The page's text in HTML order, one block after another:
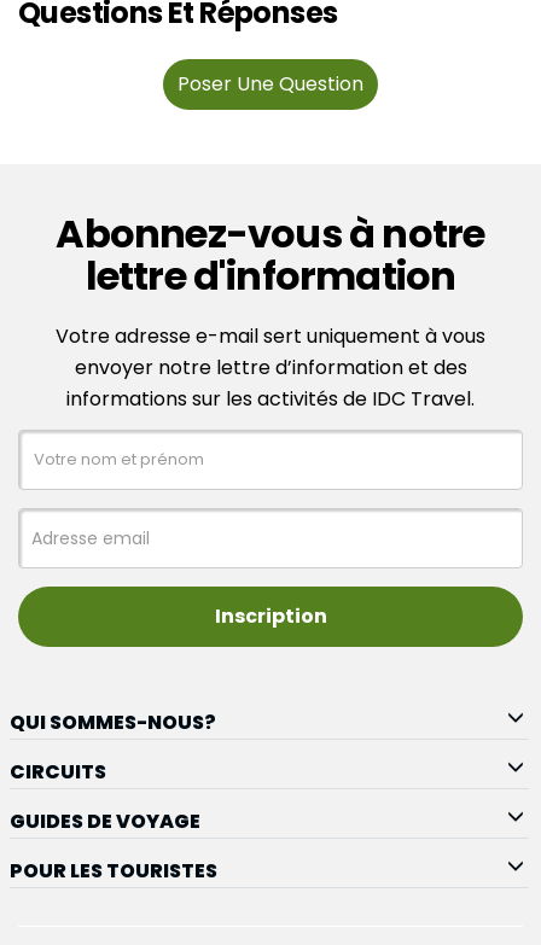
Questions Et Réponses
Poser Une Question
Abonnez-vous à notre
lettre d'information
Votre adresse e-mail sert uniquement à vous
envoyer notre lettre d’information et des
informations sur les activités de IDC Travel.
Inscription
QUI SOMMES-NOUS?
CIRCUITS
GUIDES DE VOYAGE
POUR LES TOURISTES